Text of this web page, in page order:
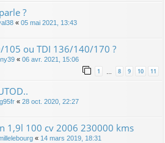
?
« 05 mai 2021, 13:43
105 ou TDI 136/140/170 ?
« 06 avr. 2021, 15:06
1 … 8 9 10 11
« 28 oct. 2020, 22:27
1,9l 100 cv 2006 230000 kms
« 14 mars 2019, 18:31